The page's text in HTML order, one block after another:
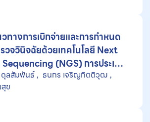
างการเบิกจ่ายและการกำหนด
วจวินิจฉัยด้วยเทคโนโลยี Next
(NGS) การประเมิน
นขนาดการให้บริการ และการ
ที่เหมาะสมสำหรับระบบบริการ
ลสัมพันธ์
ธนกร เจริญกิตติวุฒ
ข